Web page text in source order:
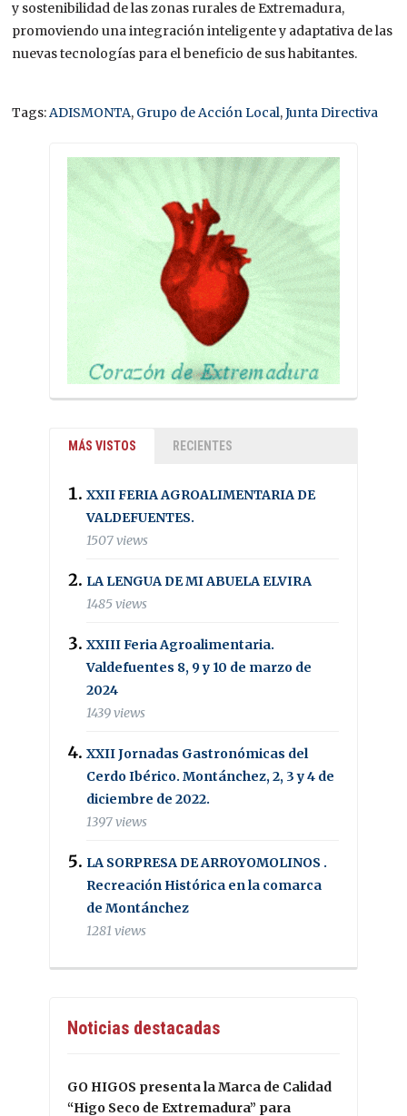
y sostenibilidad de las zonas rurales de Extremadura,
promoviendo una integración inteligente y adaptativa de las
nuevas tecnologías para el beneficio de sus habitantes.
Tags:ADISMONTA, Grupo de Acción Local,Junta Directiva
MÁS VISTOS RECIENTES
XXII FERIA AGROALIMENTARIA DE
VALDEFUENTES.
1507 views
LA LENGUA DE MI ABUELA ELVIRA
1485 views
XXIII Feria Agroalimentaria.
Valdefuentes 8, 9 y 10 de marzo de
2024
1439 views
XXII Jornadas Gastronómicas del
Cerdo Ibérico. Montánchez, 2, 3 y 4 de
diciembre de 2022.
1397 views
LA SORPRESA DE ARROYOMOLINOS .
Recreación Histórica en la comarca
de Montánchez
1281 views
Noticias destacadas
GO HIGOS presenta la Marca de Calidad
“Higo Seco de Extremadura” para